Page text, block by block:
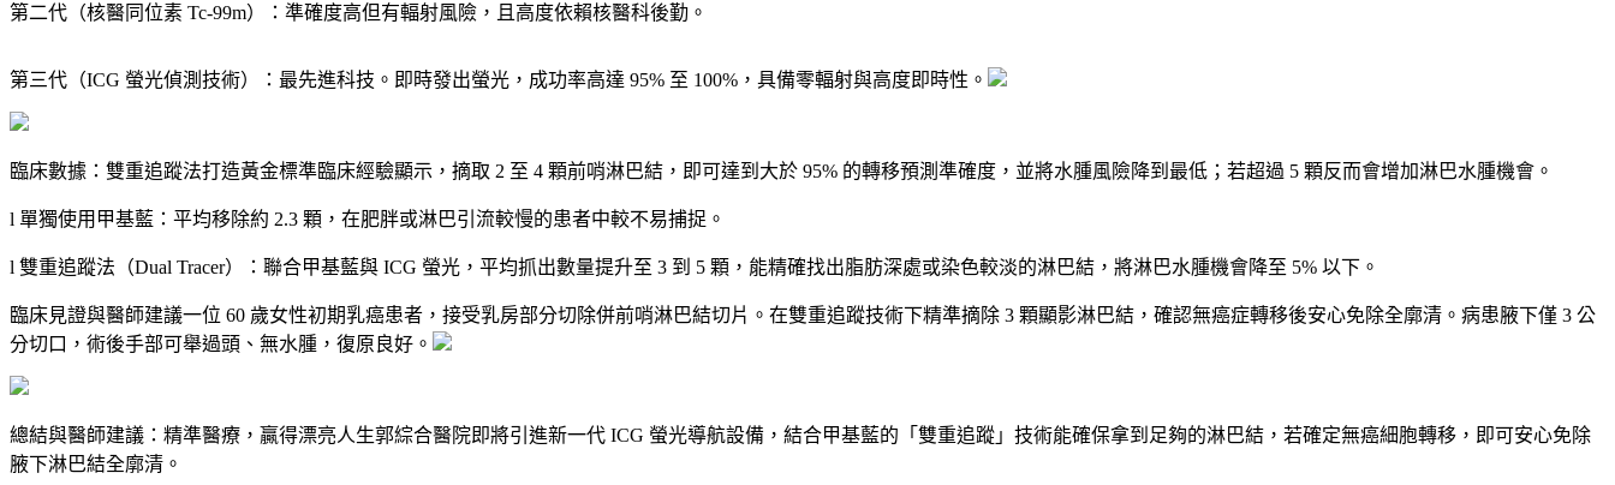
第二代（核醫同位素 Tc-99m）：準確度高但有輻射風險，且高度依賴核醫科後勤。
第三代（ICG 螢光偵測技術）：最先進科技。即時發出螢光，成功率高達 95% 至 100%，具備零輻射與高度即時性。
臨床數據：雙重追蹤法打造黃金標準臨床經驗顯示，摘取 2 至 4 顆前哨淋巴結，即可達到大於 95% 的轉移預測準確度，並將水腫風險降到最低；若超過 5 顆反而會增加淋巴水腫機會。
l 單獨使用甲基藍：平均移除約 2.3 顆，在肥胖或淋巴引流較慢的患者中較不易捕捉。
l 雙重追蹤法（Dual Tracer）：聯合甲基藍與 ICG 螢光，平均抓出數量提升至 3 到 5 顆，能精確找出脂肪深處或染色較淡的淋巴結，將淋巴水腫機會降至 5% 以下。
臨床見證與醫師建議一位 60 歲女性初期乳癌患者，接受乳房部分切除併前哨淋巴結切片。在雙重追蹤技術下精準摘除 3 顆顯影淋巴結，確認無癌症轉移後安心免除全廓清。病患腋下僅 3 公
分切口，術後手部可舉過頭、無水腫，復原良好。
總結與醫師建議：精準醫療，贏得漂亮人生郭綜合醫院即將引進新一代 ICG 螢光導航設備，結合甲基藍的「雙重追蹤」技術能確保拿到足夠的淋巴結，若確定無癌細胞轉移，即可安心免除
腋下淋巴結全廓清。